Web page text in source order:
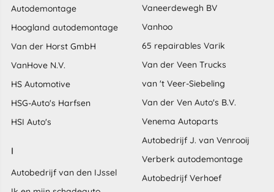
Autodemontage
Hoogland autodemontage
Van der Horst GmbH
VanHove N.V.
HS Automotive
HSG-Auto's Harfsen
HSI Auto's
I
Autobedrijf van den IJssel
Vaneerdewegh BV
Vanhoo
65 repairables Varik
Van der Veen Trucks
van 't Veer-Siebeling
Van der Ven Auto's B.V.
Venema Autoparts
Autobedrijf J. van Venrooij
Verberk autodemontage
Autobedrijf Verhoef